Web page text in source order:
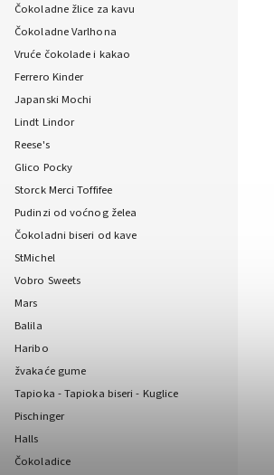
Čokoladne žlice za kavu
Čokoladne Varlhona
Vruće čokolade i kakao
Ferrero Kinder
Japanski Mochi
Lindt Lindor
Reese's
Glico Pocky
Storck Merci Toffifee
Pudinzi od voćnog želea
Čokoladni biseri od kave
StMichel
Vobro Sweets
Mars
Balila
Haribo
žvakaće gume
Tapioka - Tapioka biseri - Kuglice
Pischinger
Halls
Čokoladice